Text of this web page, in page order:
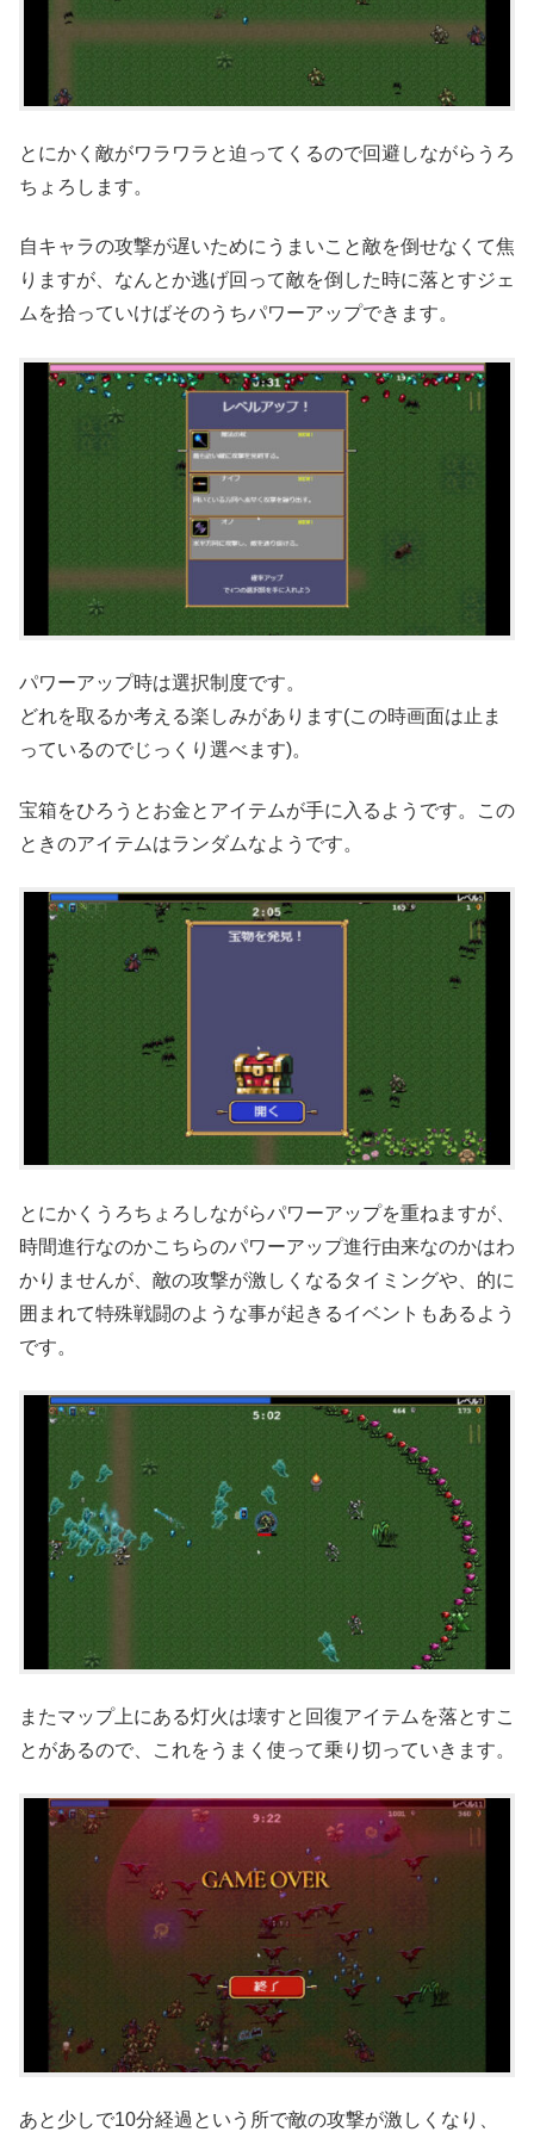
とにかく敵がワラワラと迫ってくるので回避しながらうろ
ちょろします。
自キャラの攻撃が遅いためにうまいこと敵を倒せなくて焦
りますが、なんとか逃げ回って敵を倒した時に落とすジェ
ムを拾っていけばそのうちパワーアップできます。
パワーアップ時は選択制度です。
どれを取るか考える楽しみがあります(この時画面は止ま
っているのでじっくり選べます)。
宝箱をひろうとお金とアイテムが手に入るようです。この
ときのアイテムはランダムなようです。
とにかくうろちょろしながらパワーアップを重ねますが、
時間進行なのかこちらのパワーアップ進行由来なのかはわ
かりませんが、敵の攻撃が激しくなるタイミングや、的に
囲まれて特殊戦闘のような事が起きるイベントもあるよう
です。
またマップ上にある灯火は壊すと回復アイテムを落とすこ
とがあるので、これをうまく使って乗り切っていきます。
あと少しで10分経過という所で敵の攻撃が激しくなり、